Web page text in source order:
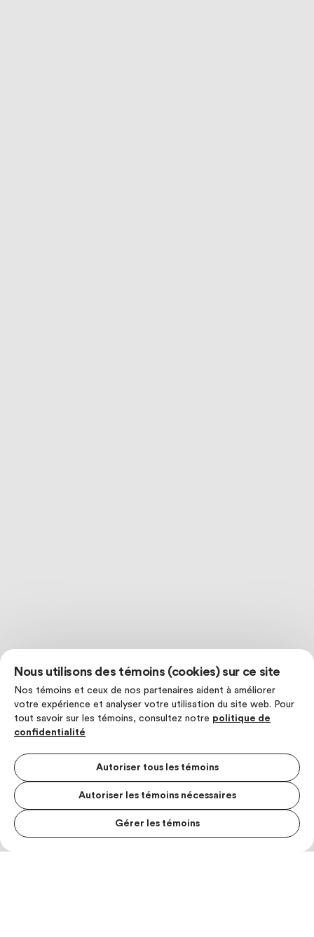
Nous utilisons des témoins (cookies) sur ce site
Nos témoins et ceux de nos partenaires aident à améliorer
votre expérience et analyser votre utilisation du site web. Pour
tout savoir sur les témoins, consultez notre politique de
confidentialité
Autoriser tous les témoins
Autoriser les témoins nécessaires
Gérer les témoins
MENU